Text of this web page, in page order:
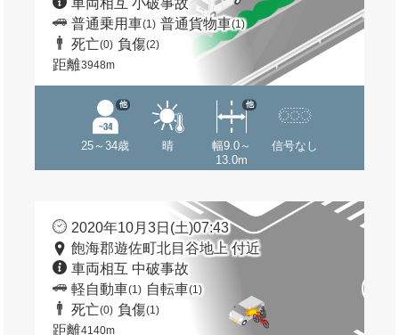
車両相互 小破事故
普通乗用車(1) 普通貨物車(1)
死亡(0) 負傷(2)
距離3948m
25～34歳
他
晴
幅9.0～
13.0m
他
信号なし
2020年10月3日(土)07:43
飽海郡遊佐町北目谷地上 付近
車両相互 中破事故
軽自動車(1) 自転車(1)
死亡(0) 負傷(1)
距離4140m